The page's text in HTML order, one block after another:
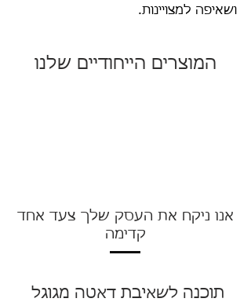
ושאיפה למצויינות.
המוצרים הייחודיים שלנו
אנו ניקח את העסק שלך צעד אחד
קדימה
תוכנה לשאיבת דאטה מגוגל